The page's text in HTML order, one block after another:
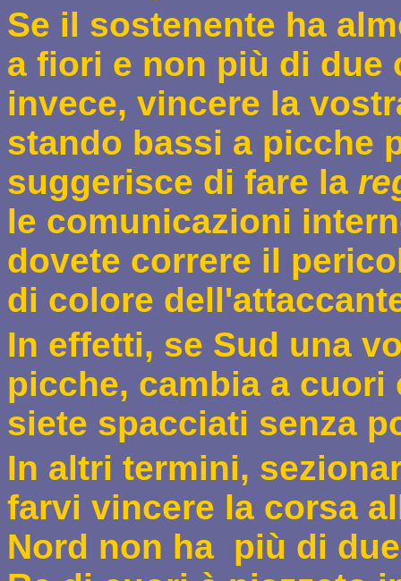
Se il sostenente ha
a fiori e non più di due
invece, vincere la
stando bassi a picche
suggerisce di fare la
le comunicazioni
dovete correre il
di colore
In effetti, se Sud una
picche, cambia a cuori
siete spacciati senza
In altri termini,
farvi vincere la corsa
Nord non ha più di